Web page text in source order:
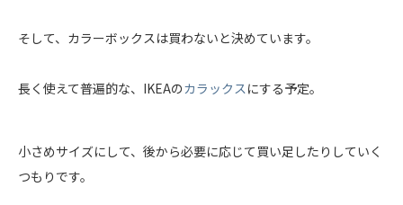
そして、カラーボックスは買わないと決めています。
長く使えて普遍的な、IKEAのカラックス にする予定。
小さめサイズにして、後から必要に応じて買い足したりしていく
つもりです。